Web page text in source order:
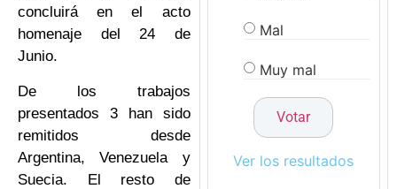
concluirá en el acto
homenaje del 24 de
Junio.
De los trabajos
presentados 3 han sido
remitidos desde
Argentina, Venezuela y
Suecia. El resto de
Mal
Muy mal
Ver los resultados